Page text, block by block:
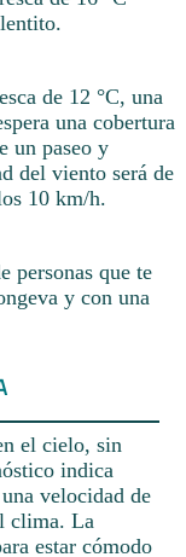
de 12 °C, una
una cobertura
un paseo y
del viento será de
10 km/h.
personas que te
y con una
el cielo, sin
indica
velocidad de
clima. La
estar cómodo